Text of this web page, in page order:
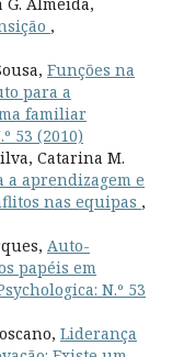
,
Funções na
para a
familiar
53 (2010)
Catarina M.
a aprendizagem e
nas equipas ,
Auto-
papéis em
N.º 53
Liderança